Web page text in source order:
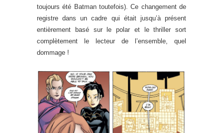
toujours été Batman toutefois). Ce changement de
registre dans un cadre qui était jusqu’à présent
entièrement basé sur le polar et le thriller sort
complètement le lecteur de l’ensemble, quel
dommage !